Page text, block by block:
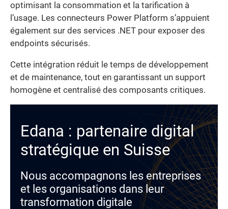
optimisant la consommation et la tarification à
l’usage. Les connecteurs Power Platform s’appuient
également sur des services .NET pour exposer des
endpoints sécurisés.
Cette intégration réduit le temps de développement
et de maintenance, tout en garantissant un support
homogène et centralisé des composants critiques.
Edana : partenaire digital
stratégique en Suisse
Nous accompagnons les entreprises
et les organisations dans leur
transformation digitale